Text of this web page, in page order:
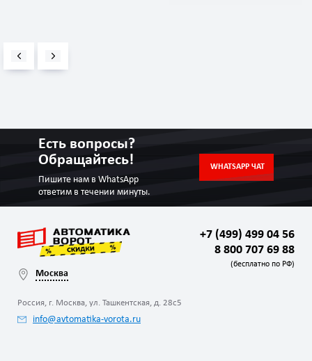
Есть вопросы?
Обращайтесь!
Пишите нам в WhatsApp
ответим в течении минуты.
WHATSAPP ЧАТ
Москва
Россия, г. Москва, ул. Ташкентская, д. 28с5
info@avtomatika-vorota.ru
+7 (499) 499 04 56
8 800 707 69 88
(бесплатно по РФ)